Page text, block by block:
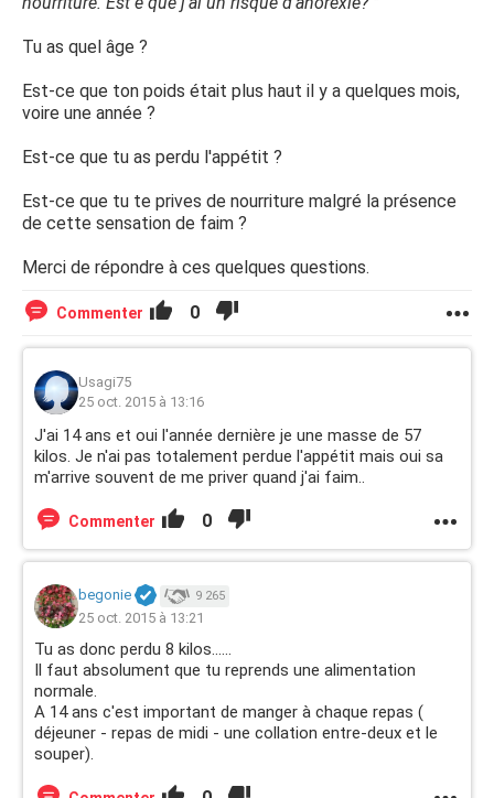
Tu as quel âge ?
Est-ce que ton poids était plus haut il y a quelques mois,
voire une année ?
Est-ce que tu as perdu l'appétit ?
Est-ce que tu te prives de nourriture malgré la présence
de cette sensation de faim ?
Merci de répondre à ces quelques questions.
Commenter 0
Usagi75
25 oct. 2015 à 13:16
J'ai 14 ans et oui l'année dernière je une masse de 57
kilos. Je n'ai pas totalement perdue l'appétit mais oui sa
m'arrive souvent de me priver quand j'ai faim..
Commenter 0
begonie 9 265
25 oct. 2015 à 13:21
Tu as donc perdu 8 kilos......
Il faut absolument que tu reprends une alimentation
normale.
A 14 ans c'est important de manger à chaque repas (
déjeuner - repas de midi - une collation entre-deux et le
souper).